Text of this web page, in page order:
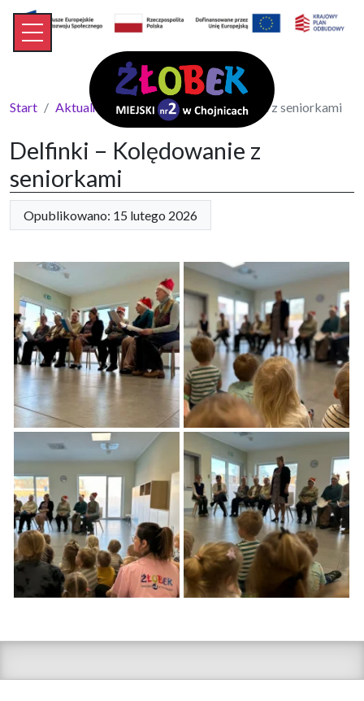
Start Aktualności Delfinki – Kolędowanie z seniorkami
Delfinki – Kolędowanie z
seniorkami
Opublikowano: 15 lutego 2026